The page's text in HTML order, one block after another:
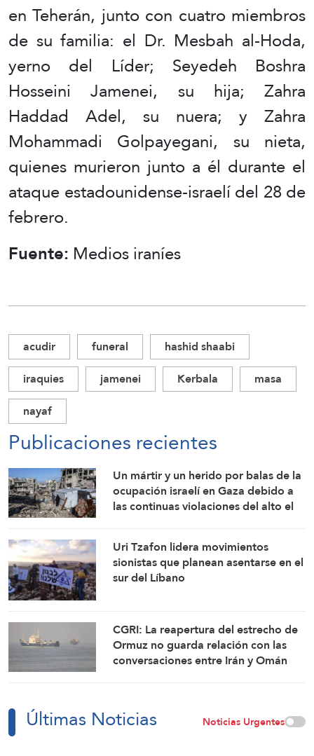
en Teherán, junto con cuatro miembros
de su familia: el Dr. Mesbah al-Hoda,
yerno del Líder; Seyedeh Boshra
Hosseini Jamenei, su hija; Zahra
Haddad Adel, su nuera; y Zahra
Mohammadi Golpayegani, su nieta,
quienes murieron junto a él durante el
ataque estadounidense-israelí del 28 de
febrero.
Fuente: Medios iraníes
acudir funeral
hashid shaabi
iraquies
jamenei Kerbala
masa
nayaf
Publicaciones recientes
Un mártir y un herido por balas de la
ocupación israelí en Gaza debido a
las continuas violaciones del alto el
Uri Tzafon lidera movimientos
sionistas que planean asentarse en el
sur del Líbano
CGRI: La reapertura del estrecho de
Ormuz no guarda relación con las
conversaciones entre Irán y Omán
Últimas Noticias Noticias Urgentes